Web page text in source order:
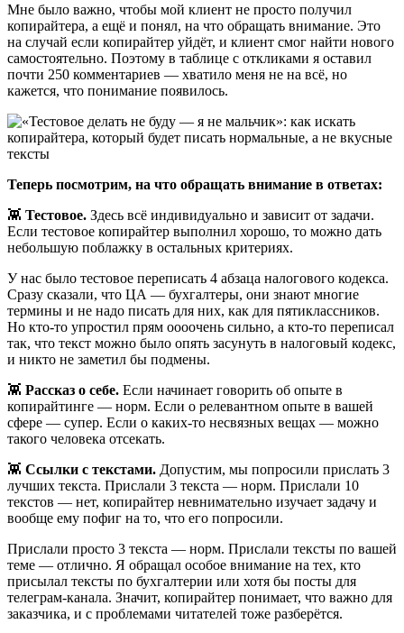
Мне было важно, чтобы мой клиент не просто получил
копирайтера, а ещё и понял, на что обращать внимание. Это
на случай если копирайтер уйдёт, и клиент смог найти нового
самостоятельно. Поэтому в таблице с откликами я оставил
почти 250 комментариев — хватило меня не на всё, но
кажется, что понимание появилось.
Теперь посмотрим, на что обращать внимание в ответах:
👾 Тестовое. Здесь всё индивидуально и зависит от задачи.
Если тестовое копирайтер выполнил хорошо, то можно дать
небольшую поблажку в остальных критериях.
У нас было тестовое переписать 4 абзаца налогового кодекса.
Сразу сказали, что ЦА — бухгалтеры, они знают многие
термины и не надо писать для них, как для пятиклассников.
Но кто-то упростил прям оооочень сильно, а кто-то переписал
так, что текст можно было опять засунуть в налоговый кодекс,
и никто не заметил бы подмены.
👾 Рассказ о себе. Если начинает говорить об опыте в
копирайтинге — норм. Если о релевантном опыте в вашей
сфере — супер. Если о каких-то несвязных вещах — можно
такого человека отсекать.
👾 Ссылки с текстами. Допустим, мы попросили прислать 3
лучших текста. Прислали 3 текста — норм. Прислали 10
текстов — нет, копирайтер невнимательно изучает задачу и
вообще ему пофиг на то, что его попросили.
Прислали просто 3 текста — норм. Прислали тексты по вашей
теме — отлично. Я обращал особое внимание на тех, кто
присылал тексты по бухгалтерии или хотя бы посты для
телеграм-канала. Значит, копирайтер понимает, что важно для
заказчика, и с проблемами читателей тоже разберётся.